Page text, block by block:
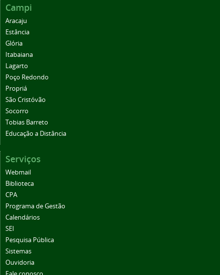
Campi
Aracaju
Estância
Glória
Itabaiana
Lagarto
Poço Redondo
Propriá
São Cristóvão
Socorro
Tobias Barreto
Educação a Distância
Serviços
Webmail
Biblioteca
CPA
Programa de Gestão
Calendários
SEI
Pesquisa Pública
Sistemas
Ouvidoria